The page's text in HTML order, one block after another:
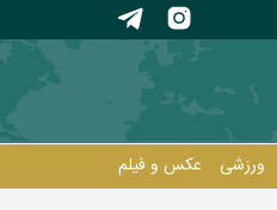
ورزشی عکس و فيلم